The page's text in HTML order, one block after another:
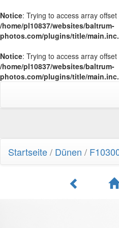
Notice: Trying to access array
/home/pl10837/websites/baltrum-
photos.com/plugins/title/
Notice: Trying to access array
/home/pl10837/websites/baltrum-
photos.com/plugins/title/
Startseite/ Dünen /